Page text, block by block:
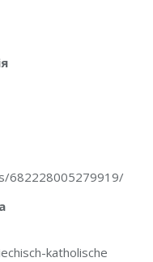
682228005279919/
katholische